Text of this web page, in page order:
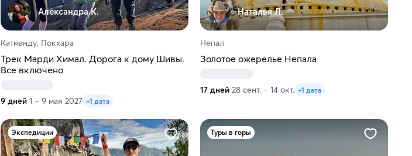
Александра К.
Катманду, Покхара
Трек Марди Химал. Дорога к дому Шивы.
Все включено
9 дней 1 – 9 мая 2027 +1 дата
Наталья Л.
Непал
Золотое ожерелье Непала
17 дней 28 сент. – 14 окт. +1 дата
Экспедиции Туры в горы